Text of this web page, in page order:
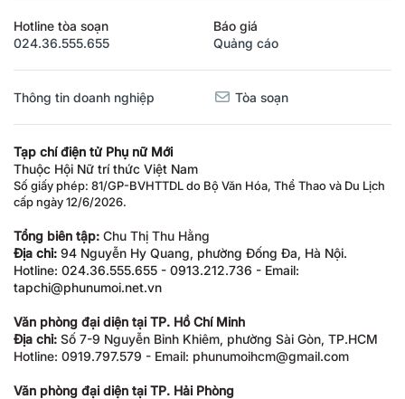
Hotline tòa soạn
024.36.555.655
Báo giá
Quảng cáo
Thông tin doanh nghiệp Tòa soạn
Tạp chí điện tử Phụ nữ Mới
Thuộc Hội Nữ trí thức Việt Nam
Số giấy phép: 81/GP-BVHTTDL do Bộ Văn Hóa, Thể Thao và Du Lịch
cấp ngày 12/6/2026.
Tổng biên tập: Chu Thị Thu Hằng
Địa chỉ: 94 Nguyễn Hy Quang, phường Đống Đa, Hà Nội.
Hotline: 024.36.555.655 - 0913.212.736 - Email:
tapchi@phunumoi.net.vn
Văn phòng đại diện tại TP. Hồ Chí Minh
Địa chỉ: Số 7-9 Nguyễn Bỉnh Khiêm, phường Sài Gòn, TP.HCM
Hotline: 0919.797.579 - Email: phunumoihcm@gmail.com
Văn phòng đại diện tại TP. Hải Phòng